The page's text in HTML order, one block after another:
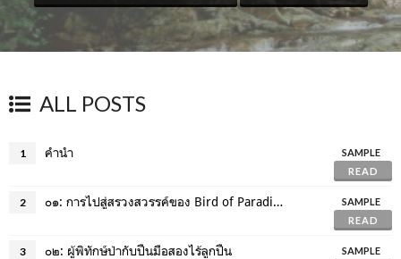
ALL POSTS
1 คำนำ
SAMPLE
READ
2 ๐๑: การไปสู่สรวงสวรรค์ของ Bird of Paradise
SAMPLE
READ
3 ๐๒: ผู้พิทักษ์ป่ากับปืนมือสองไร้ลูกปืน
SAMPLE